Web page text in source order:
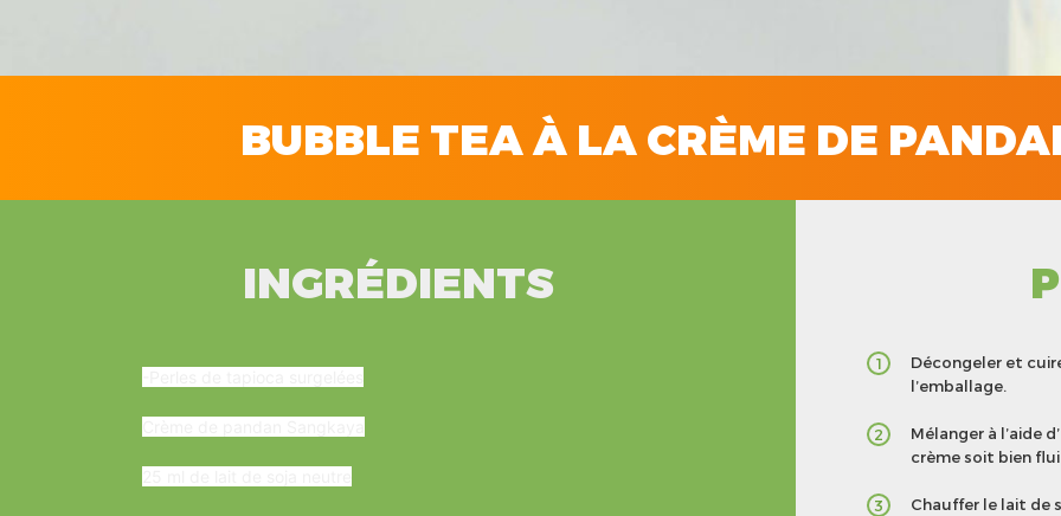
BUBBLE TEA À LA CRÈME DE
INGRÉDIENTS
1
Décongeler et
l’emballage.
2
Mélanger à l’aide
crème soit bien
3 Chauffer le lait de